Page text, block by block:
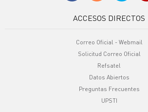
ACCESOS DIRECTOS
Correo Oficial - Webmail
Solicitud Correo Oficial
Refsatel
Datos Abiertos
Preguntas Frecuentes
UPSTI